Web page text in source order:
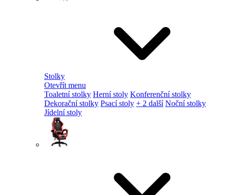
Stolky
Otevřít menu
Toaletní stolky Herní stoly Konferenční stolky
Dekorační stolky Psací stoly + 2 další Noční stolky
Jídelní stoly